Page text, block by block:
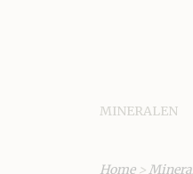
MINERALEN
Home>